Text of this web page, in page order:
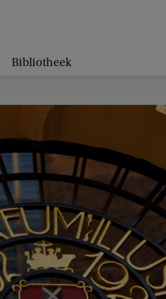
Bibliotheek